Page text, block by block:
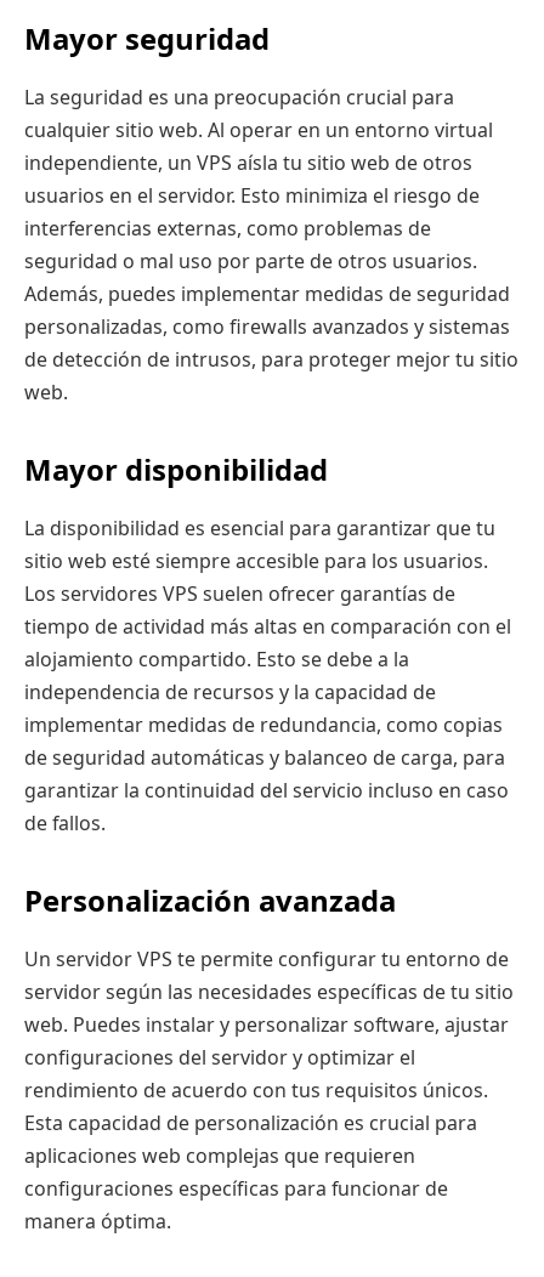
Mayor seguridad
La seguridad es una preocupación crucial para
cualquier sitio web. Al operar en un entorno virtual
independiente, un VPS aísla tu sitio web de otros
usuarios en el servidor. Esto minimiza el riesgo de
interferencias externas, como problemas de
seguridad o mal uso por parte de otros usuarios.
Además, puedes implementar medidas de seguridad
personalizadas, como firewalls avanzados y sistemas
de detección de intrusos, para proteger mejor tu sitio
web.
Mayor disponibilidad
La disponibilidad es esencial para garantizar que tu
sitio web esté siempre accesible para los usuarios.
Los servidores VPS suelen ofrecer garantías de
tiempo de actividad más altas en comparación con el
alojamiento compartido. Esto se debe a la
independencia de recursos y la capacidad de
implementar medidas de redundancia, como copias
de seguridad automáticas y balanceo de carga, para
garantizar la continuidad del servicio incluso en caso
de fallos.
Personalización avanzada
Un servidor VPS te permite configurar tu entorno de
servidor según las necesidades específicas de tu sitio
web. Puedes instalar y personalizar software, ajustar
configuraciones del servidor y optimizar el
rendimiento de acuerdo con tus requisitos únicos.
Esta capacidad de personalización es crucial para
aplicaciones web complejas que requieren
configuraciones específicas para funcionar de
manera óptima.